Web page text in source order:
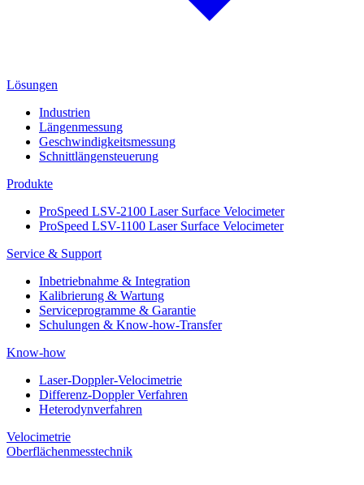
Lösungen
Industrien
Längenmessung
Geschwindigkeitsmessung
Schnittlängensteuerung
Produkte
ProSpeed LSV-2100 Laser Surface Velocimeter
ProSpeed LSV-1100 Laser Surface Velocimeter
Service & Support
Inbetriebnahme & Integration
Kalibrierung & Wartung
Serviceprogramme & Garantie
Schulungen & Know-how-Transfer
Know-how
Laser-Doppler-Velocimetrie
Differenz-Doppler Verfahren
Heterodynverfahren
Velocimetrie
Oberflächenmesstechnik